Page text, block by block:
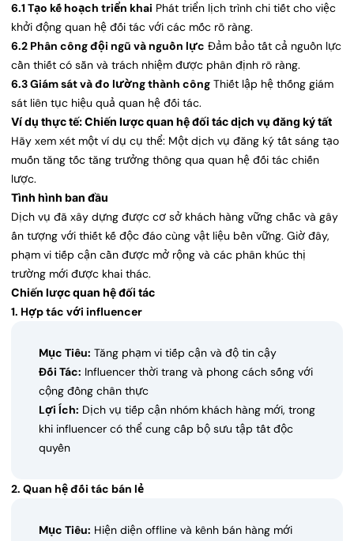
6.1 Tạo kế hoạch triển khai Phát triển lịch trình chi tiết cho việc
khởi động quan hệ đối tác với các mốc rõ ràng.
6.2 Phân công đội ngũ và nguồn lực Đảm bảo tất cả nguồn lực
cần thiết có sẵn và trách nhiệm được phân định rõ ràng.
6.3 Giám sát và đo lường thành công Thiết lập hệ thống giám
sát liên tục hiệu quả quan hệ đối tác.
Ví dụ thực tế: Chiến lược quan hệ đối tác dịch vụ đăng ký tất
Hãy xem xét một ví dụ cụ thể: Một dịch vụ đăng ký tất sáng tạo
muốn tăng tốc tăng trưởng thông qua quan hệ đối tác chiến
lược.
Tình hình ban đầu
Dịch vụ đã xây dựng được cơ sở khách hàng vững chắc và gây
ấn tượng với thiết kế độc đáo cùng vật liệu bền vững. Giờ đây,
phạm vi tiếp cận cần được mở rộng và các phân khúc thị
trường mới được khai thác.
Chiến lược quan hệ đối tác
1. Hợp tác với influencer
Mục Tiêu: Tăng phạm vi tiếp cận và độ tin cậy
Đối Tác: Influencer thời trang và phong cách sống với
cộng đồng chân thực
Lợi Ích: Dịch vụ tiếp cận nhóm khách hàng mới, trong
khi influencer có thể cung cấp bộ sưu tập tất độc
quyền
2. Quan hệ đối tác bán lẻ
Mục Tiêu: Hiện diện offline và kênh bán hàng mới